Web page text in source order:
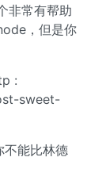
非常有帮助
，但是你
:
sweet-
不能比林德